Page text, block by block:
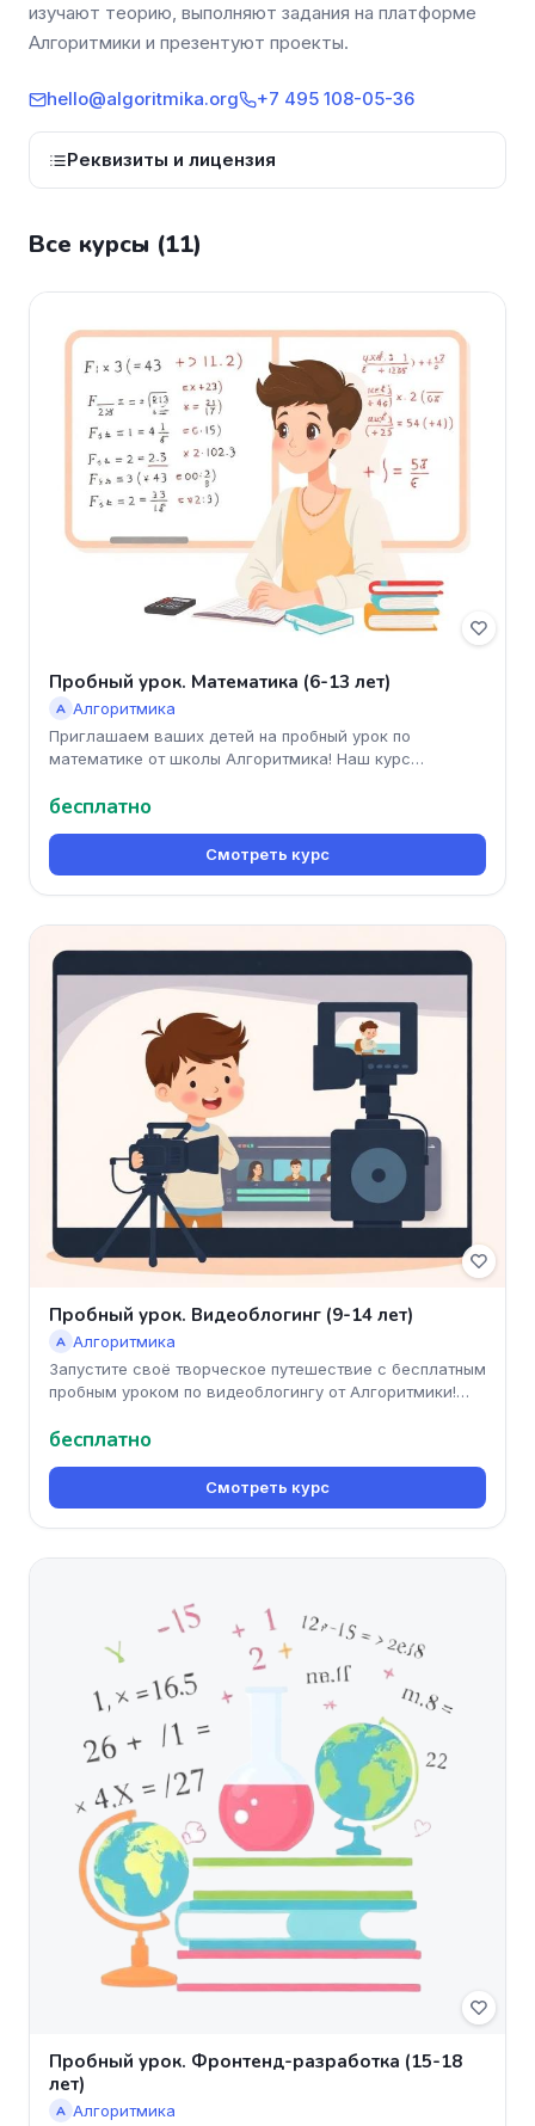
изучают теорию, выполняют задания на платформе
Алгоритмики и презентуют проекты.
hello@algoritmika.org +7 495 108-05-36
Реквизиты и лицензия
Все курсы (11)
Пробный урок. Математика (6-13 лет)
А Алгоритмика
Приглашаем ваших детей на пробный урок по
математике от школы Алгоритмика! Наш курс
бесплатно
Смотреть курс
Пробный урок. Видеоблогинг (9-14 лет)
А Алгоритмика
Запустите своё творческое путешествие с бесплатным
пробным уроком по видеоблогингу от Алгоритмики!
бесплатно
Смотреть курс
Пробный урок. Фронтенд-разработка (15-18
лет)
А Алгоритмика